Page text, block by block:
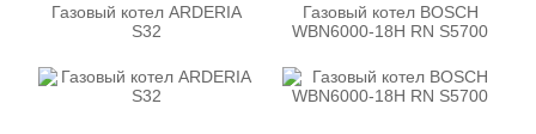
Газовый котел ARDERIA
S32
Газовый котел BOSCH
WBN6000-18H RN S5700